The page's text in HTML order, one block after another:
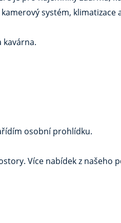
systém, klimatizace
kavárna.
osobní prohlídku.
Více nabídek z našeho